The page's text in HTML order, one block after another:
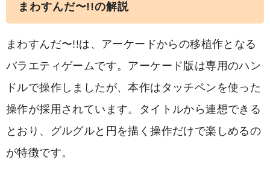
まわすんだ〜!!の解説
まわすんだ〜!!は、アーケードからの移植作となる
バラエティゲームです。アーケード版は専用のハン
ドルで操作しましたが、本作はタッチペンを使った
操作が採用されています。タイトルから連想できる
とおり、グルグルと円を描く操作だけで楽しめるの
が特徴です。